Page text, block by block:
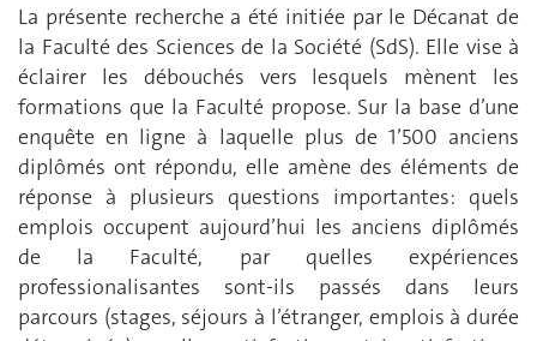
La présente recherche a été initiée par le Décanat de
la Faculté des Sciences de la Société (SdS). Elle vise à
éclairer les débouchés vers lesquels mènent les
formations que la Faculté propose. Sur la base d’une
enquête en ligne à laquelle plus de 1’500 anciens
diplômés ont répondu, elle amène des éléments de
réponse à plusieurs questions importantes: quels
emplois occupent aujourd’hui les anciens diplômés
de la Faculté, par quelles expériences
professionalisantes sont-ils passés dans leurs
parcours (stages, séjours à l’étranger, emplois à durée